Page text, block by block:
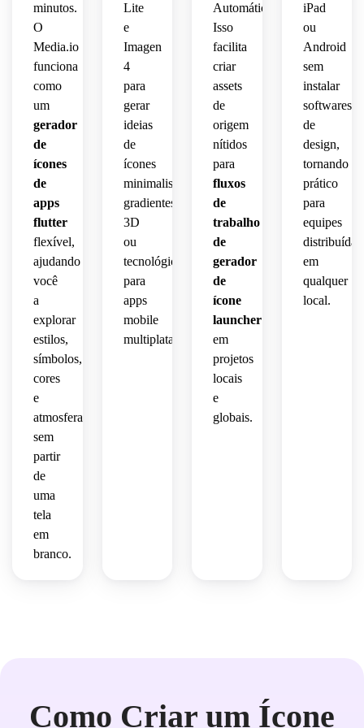
permanece
reconhecível
em
tamanhos
pequenos.
gamer
ousada
legibilidade
launcher.
desenvolvedores.
ícone
limpa,
sem
texto
e
silhueta
distintiva
otimizada
para
visibilidade
em
lojas
apps.
minutos.
O
Media.io
funciona
como
um
gerador
de
ícones
de
apps
flutter
flexível,
ajudando
você
a
explorar
estilos,
símbolos,
cores
e
atmosferas
sem
partir
de
uma
tela
em
branco.
Lite
e
Imagen
4
para
gerar
ideias
de
ícones
minimalistas,
gradientes,
3D
ou
tecnológicos
para
apps
mobile
multiplataforma.
Automático.
Isso
facilita
criar
assets
de
origem
nítidos
para
fluxos
de
trabalho
de
gerador
de
ícone
launcher
em
projetos
locais
e
globais.
iPad
ou
Android
sem
instalar
softwares
de
design,
tornando
prático
para
equipes
distribuídas
em
qualquer
local.
Como Criar um Ícone